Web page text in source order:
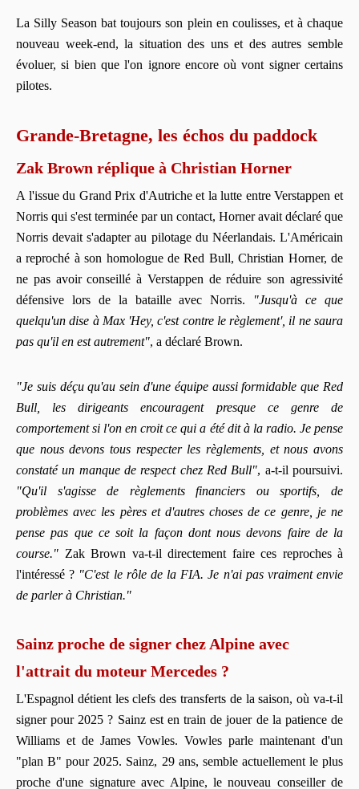
La Silly Season bat toujours son plein en coulisses, et à chaque
nouveau week-end, la situation des uns et des autres semble
évoluer, si bien que l'on ignore encore où vont signer certains
pilotes.
Grande-Bretagne, les échos du paddock
Zak Brown réplique à Christian Horner
A l'issue du Grand Prix d'Autriche et la lutte entre Verstappen et
Norris qui s'est terminée par un contact, Horner avait déclaré que
Norris devait s'adapter au pilotage du Néerlandais. L'Américain
a reproché à son homologue de Red Bull, Christian Horner, de
ne pas avoir conseillé à Verstappen de réduire son agressivité
défensive lors de la bataille avec Norris.
"Jusqu'à ce que
quelqu'un dise à Max 'Hey, c'est contre le règlement', il ne saura
pas qu'il en est autrement", a déclaré Brown.
"Je suis déçu qu'au sein d'une équipe aussi formidable que Red
Bull, les dirigeants encouragent presque ce genre de
comportement si l'on en croit ce qui a été dit à la radio. Je pense
que nous devons tous respecter les règlements, et nous avons
constaté un manque de respect chez Red Bull", a-t-il poursuivi.
"Qu'il s'agisse de règlements financiers ou sportifs, de
problèmes avec les pères et d'autres choses de ce genre, je ne
pense pas que ce soit la façon dont nous devons faire de la
course." Zak Brown va-t-il directement faire ces reproches à
l'intéressé ? "C'est le rôle de la FIA. Je n'ai pas vraiment envie
de parler à Christian."
Sainz proche de signer chez Alpine avec
l'attrait du moteur Mercedes ?
L'Espagnol détient les clefs des transferts de la saison, où va-t-il
signer pour 2025 ? Sainz est en train de jouer de la patience de
Williams et de James Vowles. Vowles parle maintenant d'un
"plan B" pour 2025. Sainz, 29 ans, semble actuellement le plus
proche d'une signature avec Alpine, le nouveau conseiller de